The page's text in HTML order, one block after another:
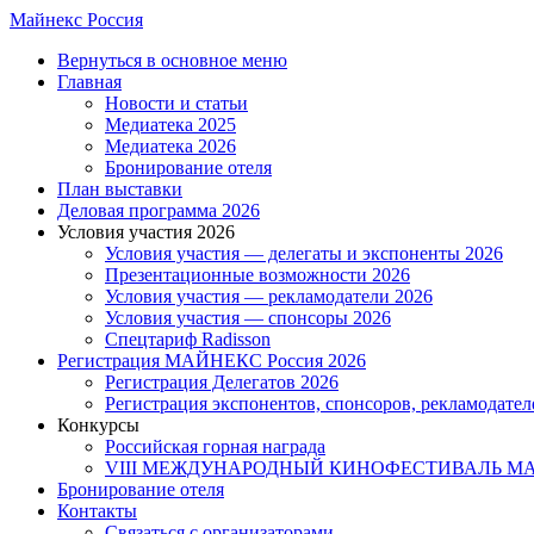
Skip
main
content
Майнекс Россия
Menu
Вернуться в основное меню
Главная
Новости и статьи
Медиатека 2025
Медиатека 2026
Бронирование отеля
План выставки
Деловая программа 2026
Условия участия 2026
Условия участия — делегаты и экспоненты 2026
Презентационные возможности 2026
Условия участия — рекламодатели 2026
Условия участия — спонсоры 2026
Спецтариф Radisson
Регистрация МАЙНЕКС Россия 2026
Регистрация Делегатов 2026
Регистрация экспонентов, спонсоров,
Конкурсы
Российская горная награда
VIII МЕЖДУНАРОДНЫЙ КИНОФЕСТИВАЛЬ
Бронирование отеля
Контакты